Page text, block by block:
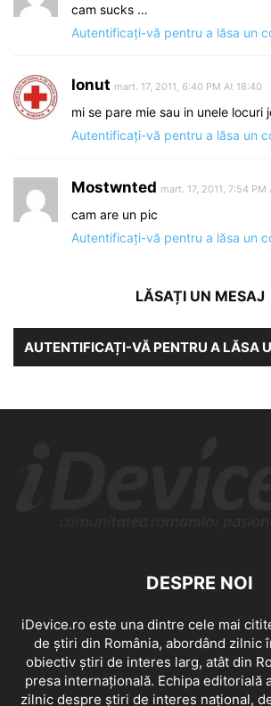
cam sucks …
Autentificați-vă pentru a lăsa un
Ionut mart. 17, 2011, 6:40 PM At 18:40
mi se pare mie sau in unele locuri
Autentificați-vă pentru a lăsa un
Mostwnted mart. 17, 2011, 7:54 PM
cam are un pic
Autentificați-vă pentru a lăsa un
LĂSAȚI UN MESAJ
AUTENTIFICAȚI-VĂ PENTRU A LĂSA
DESPRE NOI
iDevice.ro este una dintre cele mai
de știri din România, abordând zilnic
obiectiv știri de interes larg, atât din
presa internațională. Echipa editorială
zilnic despre știri de interes național,